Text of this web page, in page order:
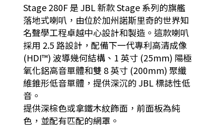
Stage 280F 是 JBL 新款 Stage 系列的旗艦
落地式喇叭，由位於加州諾斯里奇的世界知
名聲學工程卓越中心設計和製造。這款喇叭
採用 2.5 路設計，配備下一代專利高清成像
(HDI™) 波導幾何結構、1 英寸 (25mm) 陽極
氧化鋁高音單體和雙 8 英寸 (200mm) 聚纖
維錐形低音單體，提供深沉的 JBL 標誌性低
音。
提供深棕色或拿鐵木紋飾面，前面板為純
色，並配有匹配的網罩。